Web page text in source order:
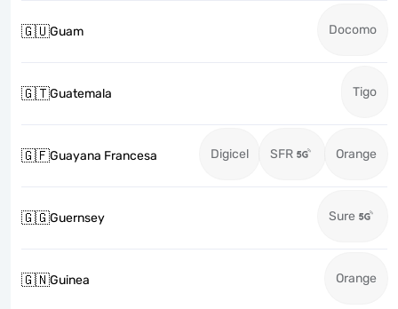
🇬🇺Guam Docomo
🇬🇹Guatemala Tigo
🇬🇫Guayana Francesa Digicel SFR Orange
🇬🇬Guernsey Sure
🇬🇳Guinea Orange